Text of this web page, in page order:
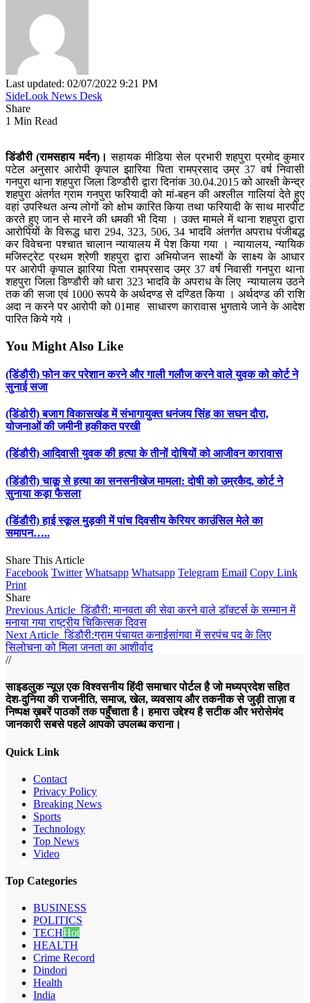
Last updated: 02/07/2022 9:21 PM
SideLook News Desk
Share
1 Min Read
डिंडौरी (रामसहाय मर्दन)। सहायक मीडिया सेल प्रभारी शहपुरा प्रमोद कुमार
पटेल अनुसार आरोपी कृपाल झारिया पिता रामप्रसाद उम्र 37 वर्ष निवासी
गनपुरा थाना शहपुरा जिला डिण्‍डौरी द्वारा दिनांक 30.04.2015 को आरक्षी केन्‍द्र
शहपुरा अंतर्गत ग्राम गनपुरा फरियादी को मां-बहन की अश्‍लील गालियां देते हुए
वहां उपस्थित अन्‍य लोगों को क्षोभ कारित किया तथा फरियादी के साथ मारपीट
करते हुए जान से मारने की धमकी भी दिया । उक्‍त मामले में थाना शहपुरा द्वारा
आरोपियों के विरूद्ध धारा 294, 323, 506, 34 भादवि अंतर्गत अपराध पंजीबद्ध
कर विवेचना पश्‍चात चालान न्‍यायालय में पेश किया गया । न्‍यायालय, न्‍यायिक
मजिस्‍ट्रेट प्रथम श्रेणी शहपुरा द्वारा अभियोजन साक्ष्‍यों के साक्ष्‍य के आधार
पर आरोपी कृपाल झारिया पिता रामप्रसाद उम्र 37 वर्ष निवासी गनपुरा थाना
शहपुरा जिला डिण्‍डौरी को धारा 323 भादवि के अपराध के लिए न्‍यायालय उठने
तक की सजा एवं 1000 रूपये के अर्थदण्‍ड से दण्डित किया । अर्थदण्‍ड की राशि
अदा न करने पर आरोपी को 01माह साधारण कारावास भुगताये जाने के आदेश
पारित किये गये ।
You Might Also Like
(डिंडौरी) फोन कर परेशान करने और गाली गलौज करने वाले युवक को कोर्ट ने
सुनाई सजा
(डिंडोरी) बजाग विकासखंड में संभागायुक्त धनंजय सिंह का सघन दौरा,
योजनाओं की जमीनी हकीकत परखी
(डिंडौरी) आदिवासी युवक की हत्या के तीनों दोषियों को आजीवन कारावास
(डिंडौरी) चाकू से हत्या का सनसनीखेज मामला: दोषी को उम्रकैद, कोर्ट ने
सुनाया कड़ा फैसला
(डिंडौरी) हाई स्कूल मुड़की में पांच दिवसीय केरियर काउंसिल मेले का
समापन…..
Share This Article
Facebook Twitter Whatsapp Whatsapp Telegram Email Copy Link
Print
Share
Previous Article डिंडौरी: मानवता की सेवा करने वाले डॉक्टर्स के सम्मान में
मनाया गया राष्ट्रीय चिकित्सक दिवस
Next Article डिंडौरी:ग्राम पंचायत कनाईसांगवा में सरपंच पद के लिए
सिलोचना को मिला जनता का आशीर्वाद
//
साइडलुक न्यूज़ एक विश्वसनीय हिंदी समाचार पोर्टल है जो मध्यप्रदेश सहित
देश-दुनिया की राजनीति, समाज, खेल, व्यवसाय और तकनीक से जुड़ी ताज़ा व
निष्पक्ष ख़बरें पाठकों तक पहुँचाता है। हमारा उद्देश्य है सटीक और भरोसेमंद
जानकारी सबसे पहले आपको उपलब्ध कराना।
Quick Link
Contact
Privacy Policy
Breaking News
Sports
Technology
Top News
Video
Top Categories
BUSINESS
POLITICS
TECHHot
HEALTH
Crime Record
Dindori
Health
India